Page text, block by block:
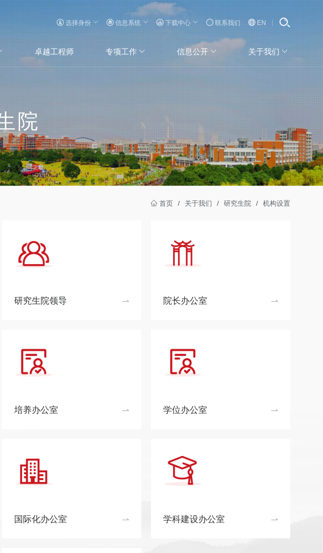
选择身份 信息系统 下载中心 联系我们 EN
卓越工程师 专项工作 信息公开 关于我们
院
首页 / 关于我们 / 研究生院 / 机构设置
研究生院领导 院长办公室
培养办公室 学位办公室
国际化办公室 学科建设办公室